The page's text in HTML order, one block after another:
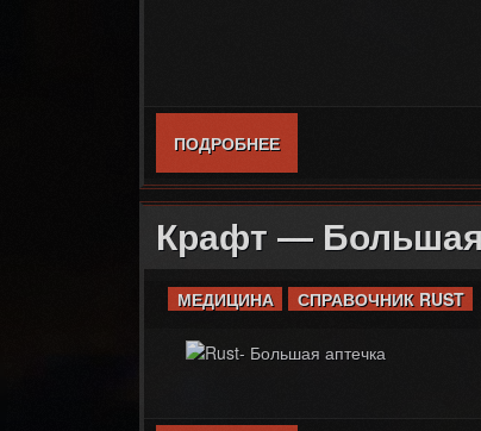
ПОДРОБНЕЕО КРАФТ —
Крафт — Большая
МЕДИЦИНА СПРАВОЧНИК RUST